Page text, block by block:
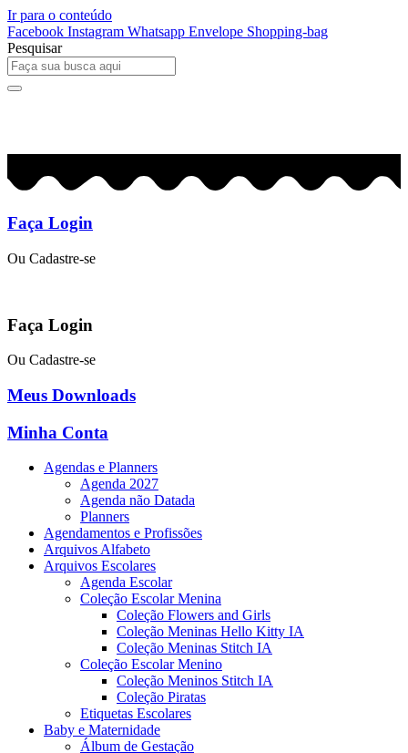
Ir para o conteúdo
Facebook Instagram Whatsapp Envelope Shopping-bag
Pesquisar
Faça Login
Ou Cadastre-se
Faça Login
Ou Cadastre-se
Meus Downloads
Minha Conta
Agendas e Planners
Agenda 2027
Agenda não Datada
Planners
Agendamentos e Profissões
Arquivos Alfabeto
Arquivos Escolares
Agenda Escolar
Coleção Escolar Menina
Coleção Flowers and Girls
Coleção Meninas Hello Kitty IA
Coleção Meninas Stitch IA
Coleção Escolar Menino
Coleção Meninos Stitch IA
Coleção Piratas
Etiquetas Escolares
Baby e Maternidade
Álbum de Gestação